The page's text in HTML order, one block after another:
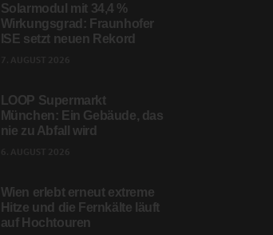
Solarmodul mit 34,4 %
Wirkungsgrad: Fraunhofer
ISE setzt neuen Rekord
LOOP Supermarkt
München: Ein Gebäude, das
nie zu Abfall wird
Wien erlebt erneut extreme
Hitze und die Fernkälte läuft
auf Hochtouren